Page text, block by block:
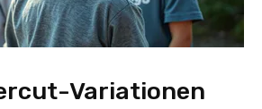
Variationen